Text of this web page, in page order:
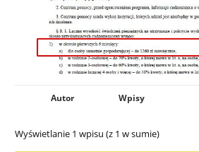
Autor Wpisy
Wyświetlanie 1 wpisu (z 1 w sumie)